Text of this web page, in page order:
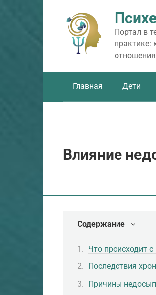
Портал в
практике:
Главная Дети
Влияние
Содержание
Что происходит
Последствия
Причины